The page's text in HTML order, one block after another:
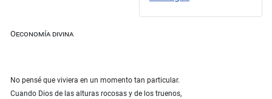
Oeconomía divina
No pensé que viviera en un momento tan particular.
Cuando Dios de las alturas rocosas y de los truenos,